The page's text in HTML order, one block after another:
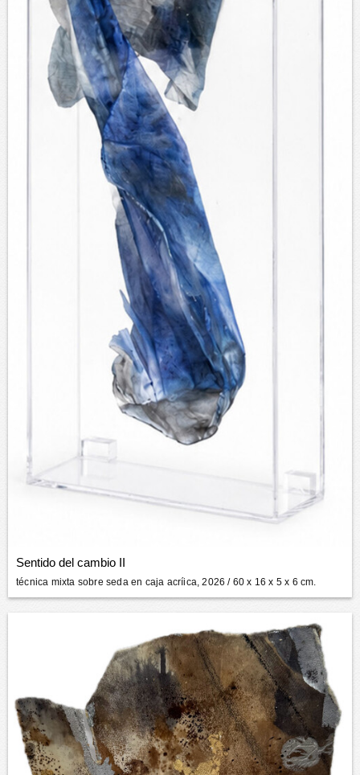
Sentido del cambio II
técnica mixta sobre seda en caja acríica, 2026 / 60 x 16 x 5 x 6 cm.